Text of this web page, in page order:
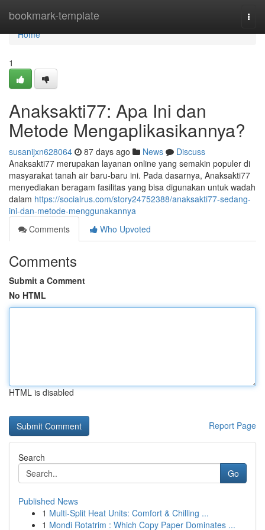
bookmark-template
Home
Home
1
Anaksakti77: Apa Ini dan
Metode Mengaplikasikannya?
susanijxn628064 87 days ago News
Discuss
Anaksakti77 merupakan layanan online yang semakin populer di
masyarakat tanah air baru-baru ini. Pada dasarnya, Anaksakti77
menyediakan beragam fasilitas yang bisa digunakan untuk wadah
dalam https://socialrus.com/story24752388/anaksakti77-sedang-
ini-dan-metode-menggunakannya
Comments
Who Upvoted
Comments
Submit a Comment
No HTML
HTML is disabled
Report Page
Search
Go
Published News
1 Multi-Split Heat Units: Comfort & Chilling ...
1 Mondi Rotatrim : Which Copy Paper Dominates ...